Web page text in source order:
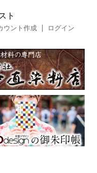
ト
ウント作成 ログイン